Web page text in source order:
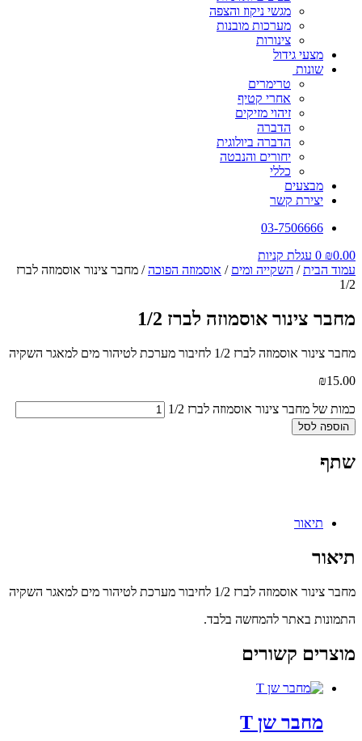
מגשי ניקוז והצפה
מערכות מובנות
צינורות
מצעי גידול
שונות
טרימרים
אחרי קטיף
זיהוי מזיקים
הדברה
הדברה ביולוגית
יחורים והנבטה
כללי
מבצעים
יצירת קשר
03-7506666
₪0.00
0 עגלת קניות
עמוד הבית/ השקייה ומים / אוסמוזה הפוכה/ מחבר צינור אוסמוזה לברז
1/2
מחבר צינור אוסמוזה לברז 1/2
מחבר צינור אוסמוזה לברז 1/2 לחיבור מערכת לטיהור מים למאגר השקיה
₪15.00
כמות של מחבר צינור אוסמוזה לברז 1/2
הוספה לסל
שתף
תיאור
תיאור
מחבר צינור אוסמוזה לברז 1/2 לחיבור מערכת לטיהור מים למאגר השקיה
התמונות באתר להמחשה בלבד.
מוצרים קשורים
מחבר שן T